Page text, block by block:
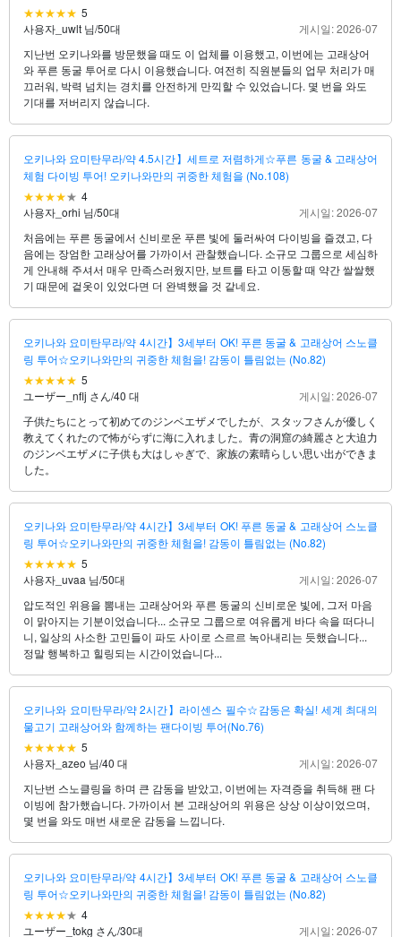
5
사용자_uwlt 님/50대
게시일: 2026-07
지난번 오키나와를 방문했을 때도 이 업체를 이용했고, 이번에는 고래상어
와 푸른 동굴 투어로 다시 이용했습니다. 여전히 직원분들의 업무 처리가 매
끄러워, 박력 넘치는 경치를 안전하게 만끽할 수 있었습니다. 몇 번을 와도
기대를 저버리지 않습니다.
오키나와 요미탄무라/약 4.5시간】세트로 저렴하게☆푸른 동굴 & 고래상어
체험 다이빙 투어! 오키나와만의 귀중한 체험을 (No.108)
4
사용자_orhi 님/50대
게시일: 2026-07
처음에는 푸른 동굴에서 신비로운 푸른 빛에 둘러싸여 다이빙을 즐겼고, 다
음에는 장엄한 고래상어를 가까이서 관찰했습니다. 소규모 그룹으로 세심하
게 안내해 주셔서 매우 만족스러웠지만, 보트를 타고 이동할 때 약간 쌀쌀했
기 때문에 겉옷이 있었다면 더 완벽했을 것 같네요.
오키나와 요미탄무라/약 4시간】3세부터 OK! 푸른 동굴 & 고래상어 스노클
링 투어☆오키나와만의 귀중한 체험을! 감동이 틀림없는 (No.82)
5
ユーザー_nflj さん/40 대
게시일: 2026-07
子供たちにとって初めてのジンベエザメでしたが、スタッフさんが優しく
教えてくれたので怖がらずに海に入れました。青の洞窟の綺麗さと大迫力
のジンベエザメに子供も大はしゃぎで、家族の素晴らしい思い出ができま
した。
오키나와 요미탄무라/약 4시간】3세부터 OK! 푸른 동굴 & 고래상어 스노클
링 투어☆오키나와만의 귀중한 체험을! 감동이 틀림없는 (No.82)
5
사용자_uvaa 님/50대
게시일: 2026-07
압도적인 위용을 뽐내는 고래상어와 푸른 동굴의 신비로운 빛에, 그저 마음
이 맑아지는 기분이었습니다... 소규모 그룹으로 여유롭게 바다 속을 떠다니
니, 일상의 사소한 고민들이 파도 사이로 스르르 녹아내리는 듯했습니다...
정말 행복하고 힐링되는 시간이었습니다...
오키나와 요미탄무라/약 2시간】라이센스 필수☆감동은 확실! 세계 최대의
물고기 고래상어와 함께하는 팬다이빙 투어(No.76)
5
사용자_azeo 님/40 대
게시일: 2026-07
지난번 스노클링을 하며 큰 감동을 받았고, 이번에는 자격증을 취득해 팬 다
이빙에 참가했습니다. 가까이서 본 고래상어의 위용은 상상 이상이었으며,
몇 번을 와도 매번 새로운 감동을 느낍니다.
오키나와 요미탄무라/약 4시간】3세부터 OK! 푸른 동굴 & 고래상어 스노클
링 투어☆오키나와만의 귀중한 체험을! 감동이 틀림없는 (No.82)
4
ユーザー_tokg さん/30대 게시일: 2026-07